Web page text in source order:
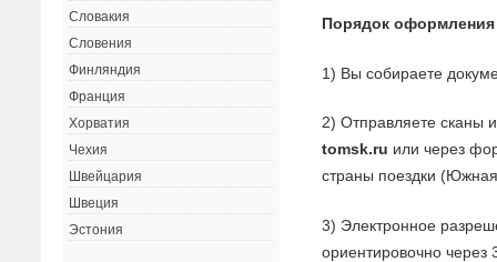
Порядок оформления
1) Вы собираете
2) Отправляете сканы
tomsk.ru или через
страны поездки
3) Электронное
ориентировочно
Словакия
Словения
Финляндия
Франция
Хорватия
Чехия
Швейцария
Швеция
Эстония